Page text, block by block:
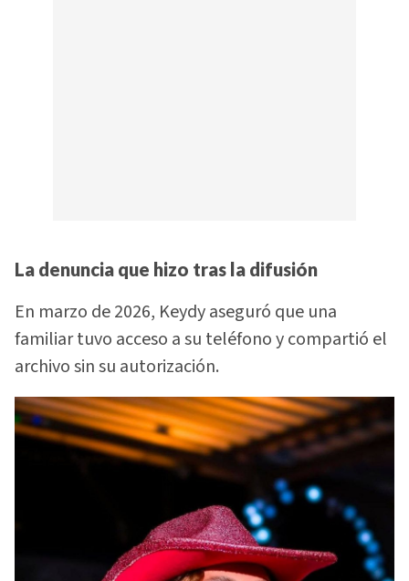
La denuncia que hizo tras la difusión
En marzo de 2026, Keydy aseguró que una
familiar tuvo acceso a su teléfono y compartió el
archivo sin su autorización.